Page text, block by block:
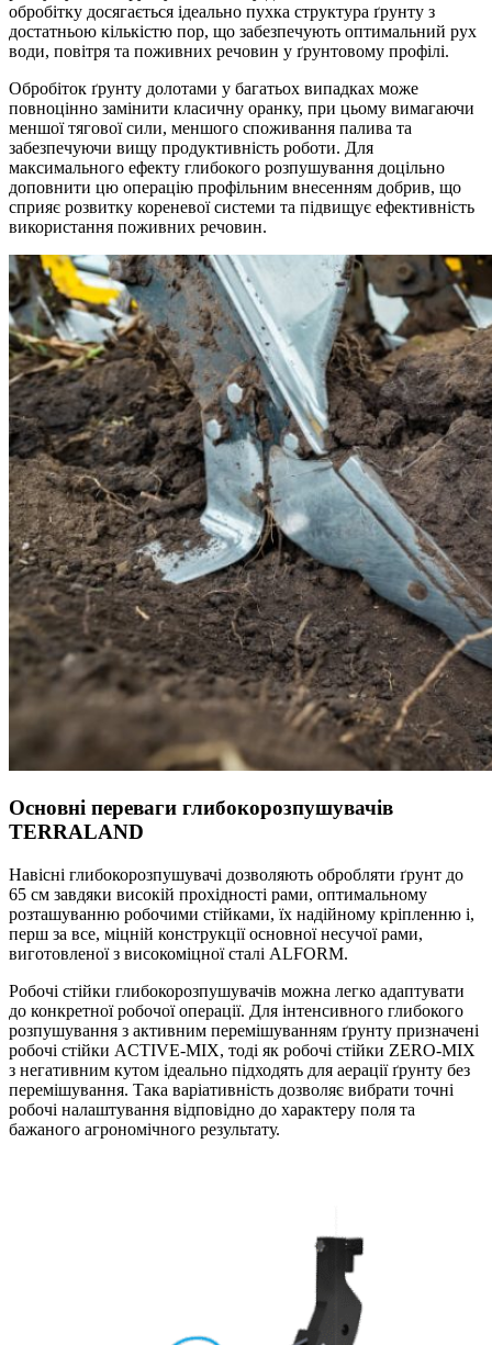
обробітку досягається ідеально пухка структура ґрунту з
достатньою кількістю пор, що забезпечують оптимальний рух
води, повітря та поживних речовин у ґрунтовому профілі.
Обробіток ґрунту долотами у багатьох випадках може
повноцінно замінити класичну оранку, при цьому вимагаючи
меншої тягової сили, меншого споживання палива та
забезпечуючи вищу продуктивність роботи. Для
максимального ефекту глибокого розпушування доцільно
доповнити цю операцію профільним внесенням добрив, що
сприяє розвитку кореневої системи та підвищує ефективність
використання поживних речовин.
Основні переваги глибокорозпушувачів
TERRALAND
Навісні глибокорозпушувачі дозволяють обробляти ґрунт до
65 см завдяки високій прохідності рами, оптимальному
розташуванню робочими стійками, їх надійному кріпленню і,
перш за все, міцній конструкції основної несучої рами,
виготовленої з високоміцної сталі ALFORM.
Робочі стійки глибокорозпушувачів можна легко адаптувати
до конкретної робочої операції. Для інтенсивного глибокого
розпушування з активним перемішуванням ґрунту призначені
робочі стійки ACTIVE-MIX, тоді як робочі стійки ZERO-MIX
з негативним кутом ідеально підходять для аерації ґрунту без
перемішування. Така варіативність дозволяє вибрати точні
робочі налаштування відповідно до характеру поля та
бажаного агрономічного результату.